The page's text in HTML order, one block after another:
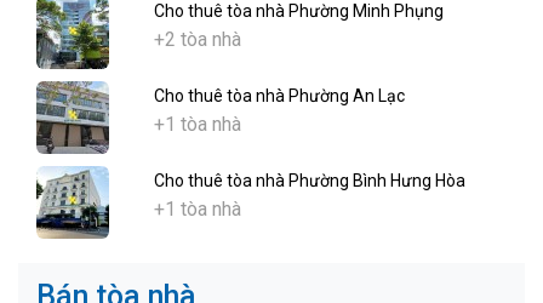
Cho thuê tòa nhà Phường Minh Phụng
+2 tòa nhà
Cho thuê tòa nhà Phường An Lạc
+1 tòa nhà
Cho thuê tòa nhà Phường Bình Hưng Hòa
+1 tòa nhà